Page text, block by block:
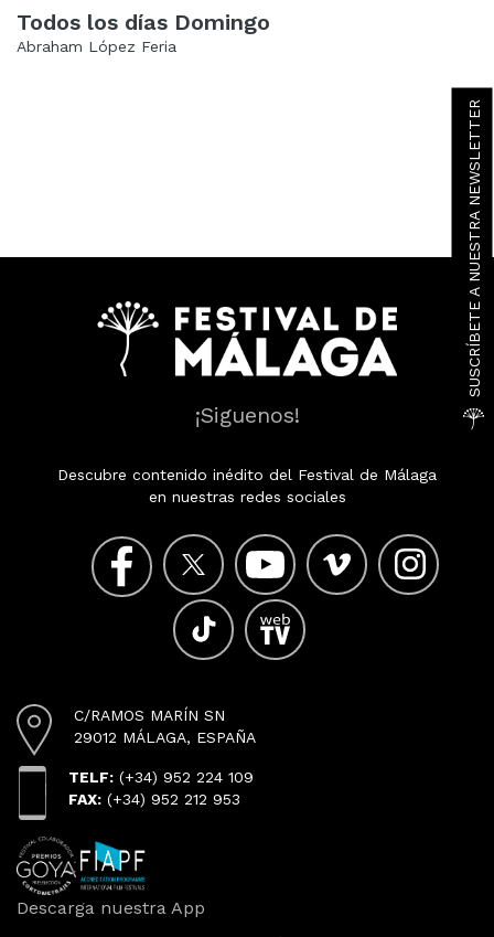
SUSCRÍBETE A NUESTRA NEWSLETTER
Todos los días Domingo
Abraham López Feria
¡Siguenos!
Descubre contenido inédito del Festival de Málaga
en nuestras redes sociales
C/RAMOS MARÍN SN
29012 MÁLAGA, ESPAÑA
TELF: (+34) 952 224 109
FAX: (+34) 952 212 953
Descarga nuestra App